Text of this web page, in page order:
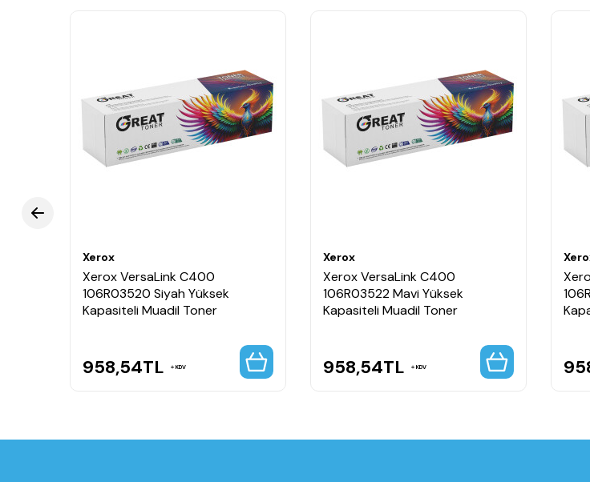
Xerox
Xerox VersaLink C400
106R03520 Siyah Yüksek
Kapasiteli Muadil Toner
958,54TL KDV
Xerox
Xerox VersaLink C400
106R03522 Mavi Yüksek
Kapasiteli Muadil Toner
958,54TL KDV